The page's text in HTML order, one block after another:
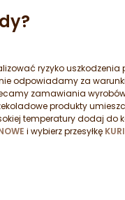
ryzyko
odpowiadamy za
zamawiania
produkty
temperatury dodaj do
i wybierz przesyłkę